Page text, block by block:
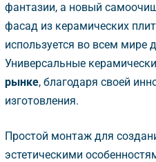
фантазии, а новый
фасад из керамических
используется во всем мире
Универсальные
рынке, благодаря своей
изготовления.
Простой монтаж для
эстетическими